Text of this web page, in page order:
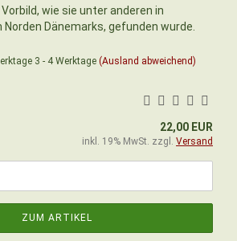
wie sie unter anderen in
Norden Dänemarks, gefunden wurde.
3 - 4 Werktage (Ausland abweichend)
22,00 EUR
inkl. 19% MwSt. zzgl. Versand
ZUM ARTIKEL